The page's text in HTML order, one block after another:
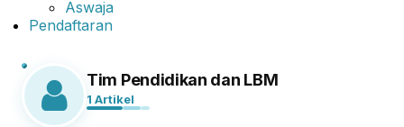
Aswaja
Pendaftaran
Tim Pendidikan dan LBM
1 Artikel